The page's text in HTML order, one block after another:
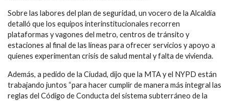
Sobre las labores del plan de seguridad, un vocero de la Alcaldía
detalló que los equipos interinstitucionales recorren
plataformas y vagones del metro, centros de tránsito y
estaciones al final de las líneas para ofrecer servicios y apoyo a
quienes experimentan crisis de salud mental y falta de vivienda.
Además, a pedido de la Ciudad, dijo que la MTA y el NYPD están
trabajando juntos “para hacer cumplir de manera más integral las
reglas del Código de Conducta del sistema subterráneo de la